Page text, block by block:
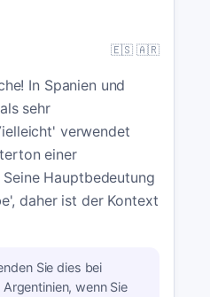
🇪🇸 🇦🇷
In Spanien und
sehr
verwendet
einer
Hauptbedeutung
daher ist der Kontext
Sie dies bei
wenn Sie